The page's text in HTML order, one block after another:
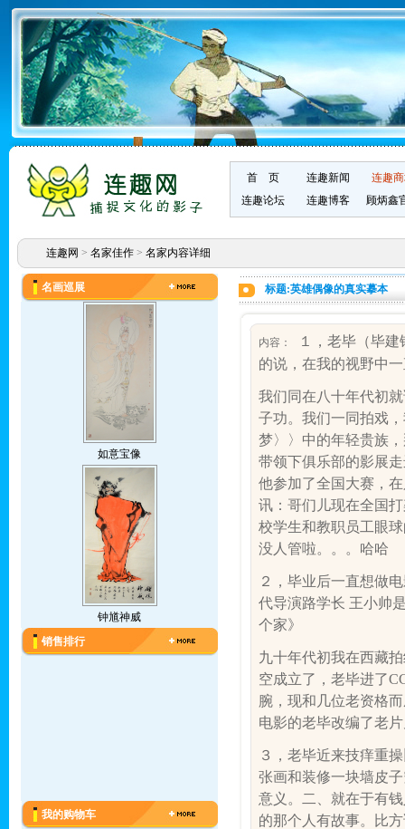
首 页 连趣新闻
连趣
连趣论坛
连趣博客 顾炳鑫
连趣网 > 名家佳作> 名家内容详细
名画巡展
如意宝像
钟馗神威
销售排行
我的购物车
标题:英雄偶像的真实摹本
内容：
１，老毕（毕
的说，在我的视野中
我们同在八十年代初
子功。我们一同拍戏
梦〉〉中的年轻贵族
带领下俱乐部的影展
他参加了全国大赛，
讯：哥们儿现在全国
校学生和教职员工眼
没人管啦。。。哈哈
２，毕业后一直想做
代导演路学长 王小帅
个家》
九十年代初我在西藏
空成立了，老毕进了
腕，现和几位老资格
电影的老毕改编了老
３，老毕近来技痒重
张画和装修一块墙皮
意义。二、就在于有
的那个人有故事。比